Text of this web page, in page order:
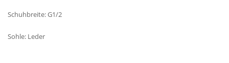
Schuhbreite: G1/2
Sohle: Leder